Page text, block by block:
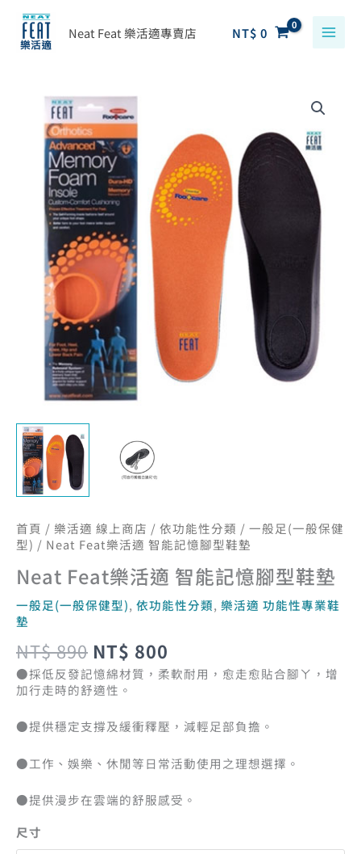
Neat Feat 樂活適專賣店 NT$ 0
首頁 / 樂活適 線上商店 / 依功能性分類 / 一般足(一般保健
型) / Neat Feat樂活適 智能記憶腳型鞋墊
Neat Feat樂活適 智能記憶腳型鞋墊
一般足(一般保健型), 依功能性分類, 樂活適 功能性專業鞋
墊
NT$890
原
始
價
格：
NT$ 890。
NT$ 800
價
格：
NT$ 800。
●採低反發記憶綿材質，柔軟耐用，愈走愈貼合腳ㄚ，增
加行走時的舒適性。
●提供穩定支撐及緩衝釋壓，減輕足部負擔。
●工作、娛樂、休閒等日常活動使用之理想選擇。
●提供漫步在雲端的舒服感受。
尺寸
搜
尋